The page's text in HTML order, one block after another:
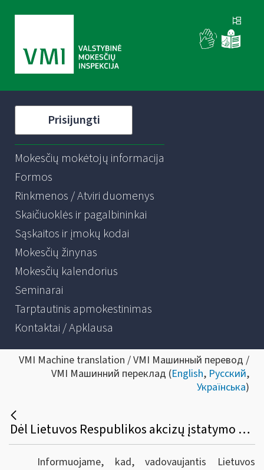
Prisijungti
Mokesčių mokėtojų informacija
Formos
Rinkmenos / Atviri duomenys
Skaičiuoklės ir pagalbininkai
Sąskaitos ir įmokų kodai
Mokesčių žinynas
Mokesčių kalendorius
Seminarai
Tarptautinis apmokestinimas
Kontaktai / Apklausa
VMI Machine translation / VMI Машинный перевод /
VMI Машинний переклад (English, Русский,
Українська)
Dėl Lietuvos Respublikos akcizų įstatymo pakeitimo nuo 2023 m. vasario 13 d.
Informuojame, kad, vadovaujantis Lietuvos